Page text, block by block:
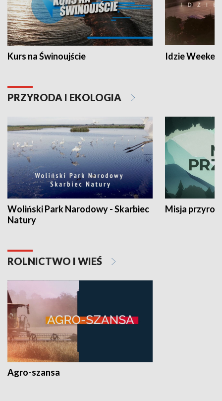
Kurs na Świnoujście Idzie
PRZYRODA I EKOLOGIA
Woliński Park Narodowy - Skarbiec
Natury
Misja
ROLNICTWO I WIEŚ
Agro-szansa